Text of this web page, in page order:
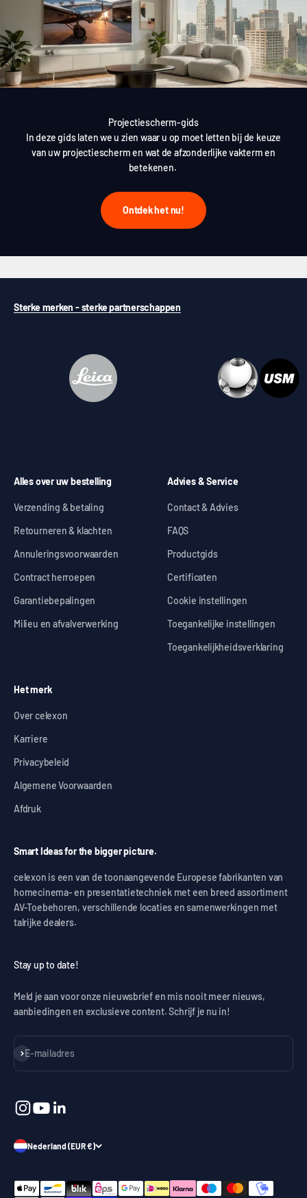
Projectiescherm-gids
In deze gids laten we u zien waar u op moet letten bij de keuze
van uw projectiescherm en wat de afzonderlijke vakterm en
betekenen.
Ontdek het nu!
Sterke merken - sterke partnerschappen
Alles over uw bestelling
Verzending & betaling
Retourneren & klachten
Annuleringsvoorwaarden
Contract herroepen
Garantiebepalingen
Milieu en afvalverwerking
Advies & Service
Contact & Advies
FAQS
Productgids
Certificaten
Cookie instellingen
Toegankelijke instellingen
Toegankelijkheidsverklaring
Het merk
Over celexon
Karriere
Privacybeleid
Algemene Voorwaarden
Afdruk
Smart Ideas for the bigger picture.
celexon is een van de toonaangevende Europese fabrikanten van
homecinema- en presentatietechniek met een breed assortiment
AV-Toebehoren, verschillende locaties en samenwerkingen met
talrijke dealers.
Stay up to date!
Meld je aan voor onze nieuwsbrief en mis nooit meer nieuws,
aanbiedingen en exclusieve content. Schrijf je nu in!
E-mailadres
Abonneren
Nederland (EUR €)